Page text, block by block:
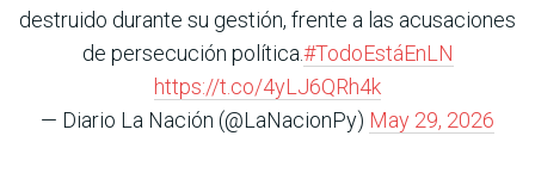
destruido durante su gestión, frente a las acusaciones
de persecución política.#TodoEstáEnLN
https://t.co/4yLJ6QRh4k
— Diario La Nación (@LaNacionPy) May 29, 2026